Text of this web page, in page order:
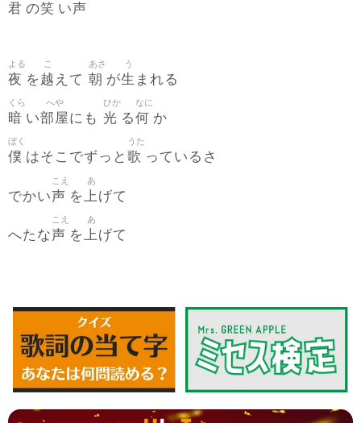
君 の笑 い声
夜
よる
を越
こ
えて 朝
あさ
が生
う
まれる
暗
くら
い部屋
へや
にも 光
ひか
る何
なに
か
僕
ぼく
はそこでずっと 歌
うた
っているさ
でかい声
こえ
を 上
あ
げて
へたな声
こえ
を上
あ
げて